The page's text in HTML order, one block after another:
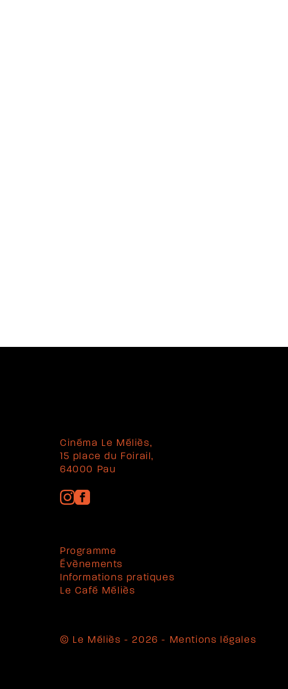
Cinéma Le Méliès,
15 place du Foirail,
64000 Pau
Programme
Évènements
Informations pratiques
Le Café Méliès
© Le Méliès - 2026 - Mentions légales